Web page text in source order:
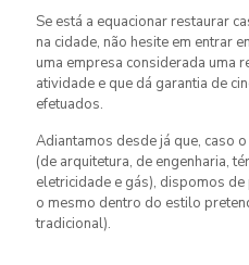
Se está a equacionar restaurar
na cidade, não hesite em entrar
uma empresa considerada uma
atividade e que dá garantia de
efetuados.
Adiantamos desde já que, caso
(de arquitetura, de engenharia,
eletricidade e gás), dispomos
o mesmo dentro do estilo
tradicional).